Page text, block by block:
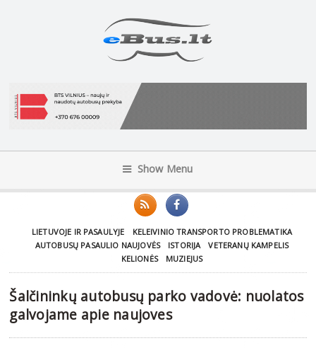
Show Menu
LIETUVOJE IR PASAULYJE
KELEIVINIO TRANSPORTO PROBLEMATIKA
AUTOBUSŲ PASAULIO NAUJOVĖS
ISTORIJA
VETERANŲ KAMPELIS
KELIONĖS
MUZIEJUS
Šalčininkų autobusų parko vadovė: nuolatos
galvojame apie naujoves